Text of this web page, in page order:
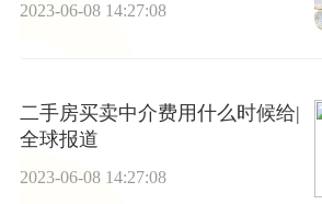
2023-06-08 14:27:08
二手房买卖中介费用什么时候给|
全球报道
2023-06-08 14:27:08